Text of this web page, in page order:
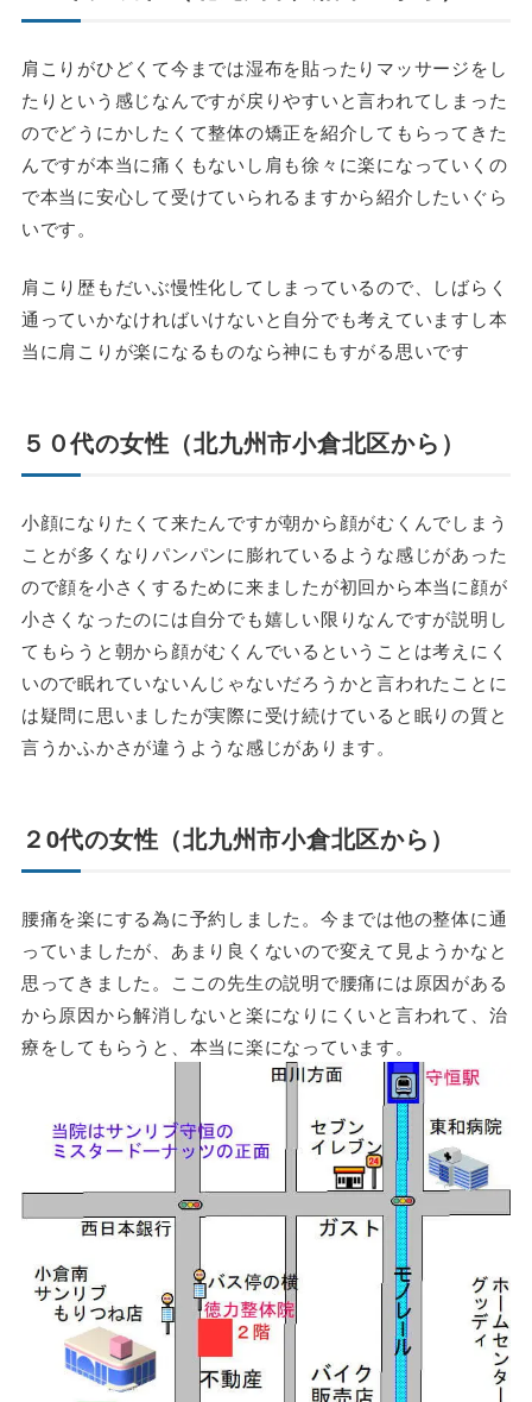
肩こりがひどくて今までは湿布を貼ったりマッサージをし
たりという感じなんですが戻りやすいと言われてしまった
のでどうにかしたくて整体の矯正を紹介してもらってきた
んですが本当に痛くもないし肩も徐々に楽になっていくの
で本当に安心して受けていられるますから紹介したいぐら
いです。
肩こり歴もだいぶ慢性化してしまっているので、しばらく
通っていかなければいけないと自分でも考えていますし本
当に肩こりが楽になるものなら神にもすがる思いです
５０代の女性（北九州市小倉北区から）
小顔になりたくて来たんですが朝から顔がむくんでしまう
ことが多くなりパンパンに膨れているような感じがあった
ので顔を小さくするために来ましたが初回から本当に顔が
小さくなったのには自分でも嬉しい限りなんですが説明し
てもらうと朝から顔がむくんでいるということは考えにく
いので眠れていないんじゃないだろうかと言われたことに
は疑問に思いましたが実際に受け続けていると眠りの質と
言うかふかさが違うような感じがあります。
２0代の女性（北九州市小倉北区から）
腰痛を楽にする為に予約しました。今までは他の整体に通
っていましたが、あまり良くないので変えて見ようかなと
思ってきました。ここの先生の説明で腰痛には原因がある
から原因から解消しないと楽になりにくいと言われて、治
療をしてもらうと、本当に楽になっています。